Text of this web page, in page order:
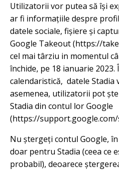
Utilizatorii vor putea să își
ar fi informațiile despre
datele sociale, fișiere și
Google Takeout (https://
cel mai târziu in momentul
închide, pe 18 ianuarie
calendaristică, datele Stadia
asemenea, utilizatorii pot
Stadia din contul lor Google
(https://
Nu ștergeți contul Google,
doar pentru Stadia (ceea ce
probabil), deoarece